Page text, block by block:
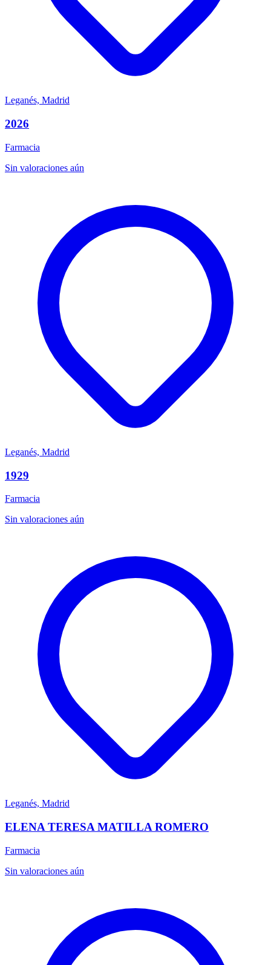
Leganés, Madrid
2026
Farmacia
Sin valoraciones aún
Leganés, Madrid
1929
Farmacia
Sin valoraciones aún
Leganés, Madrid
ELENA TERESA MATILLA ROMERO
Farmacia
Sin valoraciones aún